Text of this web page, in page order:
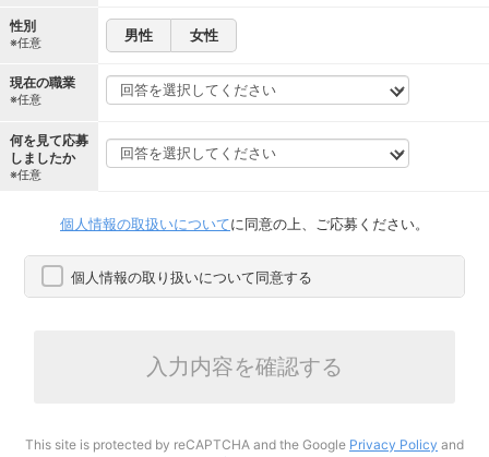
性別
※任意 男性 女性
現在の職業
※任意
何を見て応募
しましたか
※任意
個人情報の取扱いについてに同意の上、ご応募ください。
個人情報の取り扱いについて同意する
入力内容を確認する
This site is protected by reCAPTCHA and the Google Privacy Policy and